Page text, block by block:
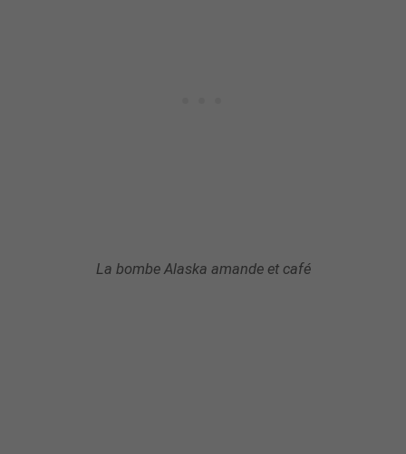
La bombe Alaska amande et café